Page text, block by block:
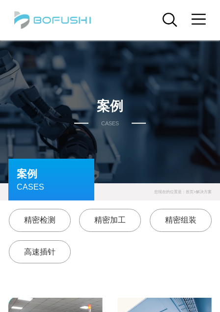
案例
CASES
案例
CASES
您现在的位置是： 首页>解决方案
精密检测 精密加工 精密组装
高速插针